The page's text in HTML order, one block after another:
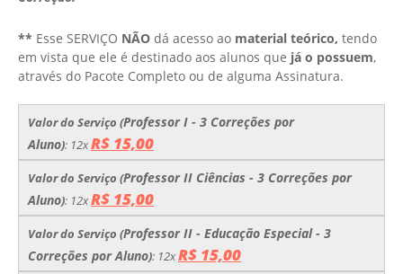
​** Esse SERVIÇO NÃO dá acesso ao material teórico, tendo
em vista que ele é destinado aos alunos que já o possuem,
através do Pacote Completo ou de alguma Assinatura.
Valor do Serviço (Professor I - 3 Correções por
Aluno): 12xR$ 15,00
Valor do Serviço (Professor II Ciências - 3 Correções por
Aluno): 12xR$ 15,00
Valor do Serviço (Professor II - Educação Especial- 3
Correções por Aluno): 12xR$ 15,00